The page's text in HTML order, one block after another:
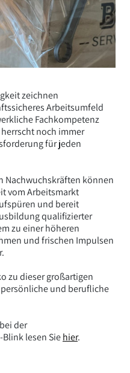
zeichnen
Arbeitsumfeld
Fachkompetenz
noch immer
für jeden
Nachwuchskräften können
vom Arbeitsmarkt
und bereit
qualifizierter
zu einer höheren
und frischen Impulsen
zu dieser großartigen
und berufliche
der
lesen Siehier.